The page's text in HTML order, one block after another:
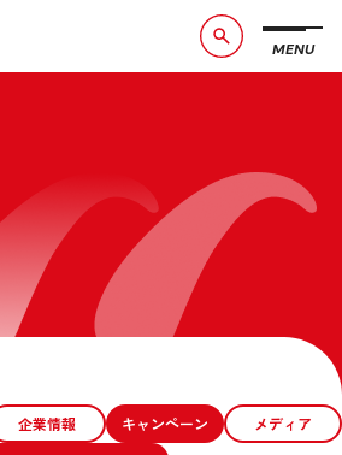
MENU
お問い合わせ
サービスサイト
企業情報 キャンペーン メディア